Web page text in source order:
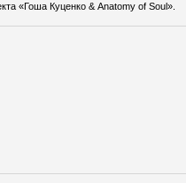
«Гоша Куценко & Anatomy of Soul».